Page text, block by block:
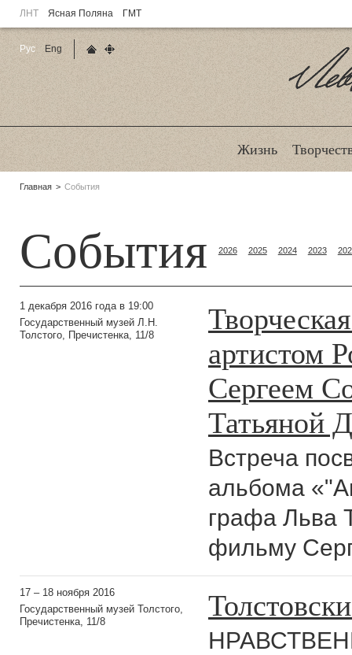
ЛНТ Ясная Поляна ГМТ
Жизнь
Родительские
Главная События
События 2026 2025 2024 2023
1 декабря 2016 года в 19:00
Государственный музей Л.Н.
Толстого, Пречистенка, 11/8
артистом
Сергеем
Татьяной
Встреча
альбома
графа Льва
фильму
17 – 18 ноября 2016
Государственный музей Толстого,
Пречистенка, 11/8
Рус
Eng